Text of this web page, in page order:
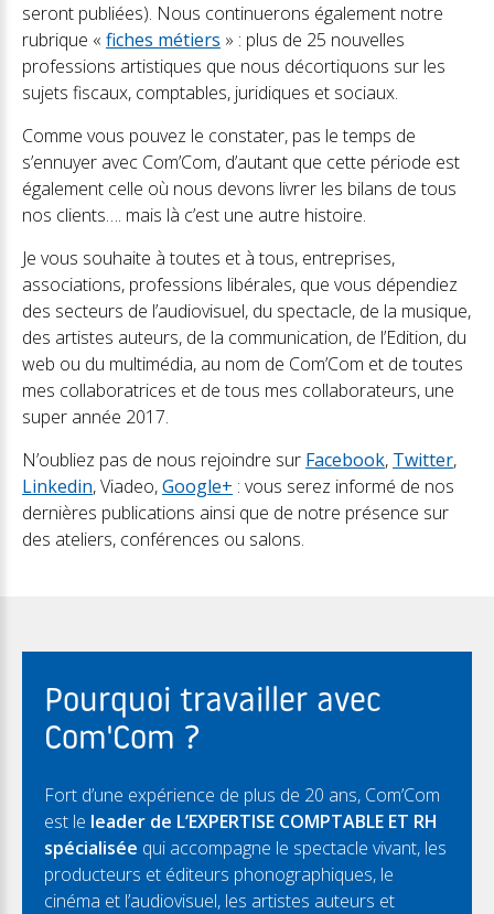
seront publiées). Nous continuerons également notre
rubrique « fiches métiers » : plus de 25 nouvelles
professions artistiques que nous décortiquons sur les
sujets fiscaux, comptables, juridiques et sociaux.
Comme vous pouvez le constater, pas le temps de
s’ennuyer avec Com’Com, d’autant que cette période est
également celle où nous devons livrer les bilans de tous
nos clients…. mais là c’est une autre histoire.
Je vous souhaite à toutes et à tous, entreprises,
associations, professions libérales, que vous dépendiez
des secteurs de l’audiovisuel, du spectacle, de la musique,
des artistes auteurs, de la communication, de l’Edition, du
web ou du multimédia, au nom de Com’Com et de toutes
mes collaboratrices et de tous mes collaborateurs, une
super année 2017.
N’oubliez pas de nous rejoindre sur Facebook, Twitter,
Linkedin,Viadeo,Google+ : vous serez informé de nos
dernières publications ainsi que de notre présence sur
des ateliers, conférences ou salons.
Pourquoi travailler avec
Com'Com ?
Fort d’une expérience de plus de 20 ans, Com’Com
est le leader de L’EXPERTISE COMPTABLE ET RH
spécialisée qui accompagne le spectacle vivant, les
producteurs et éditeurs phonographiques, le
cinéma et l’audiovisuel, les artistes auteurs et